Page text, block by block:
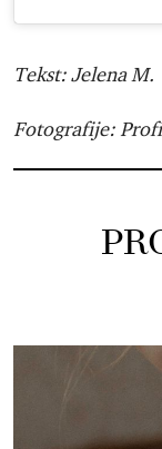
Tekst: Jelena M.
Fotografije: